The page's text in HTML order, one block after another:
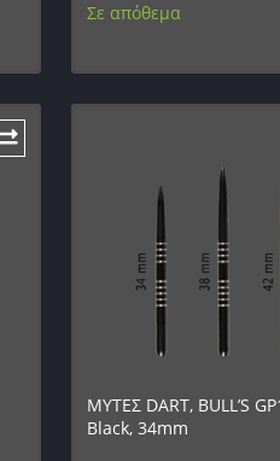
Σε απόθεμα
ΜΥΤΕΣ DART, BULL’S
Black, 34mm